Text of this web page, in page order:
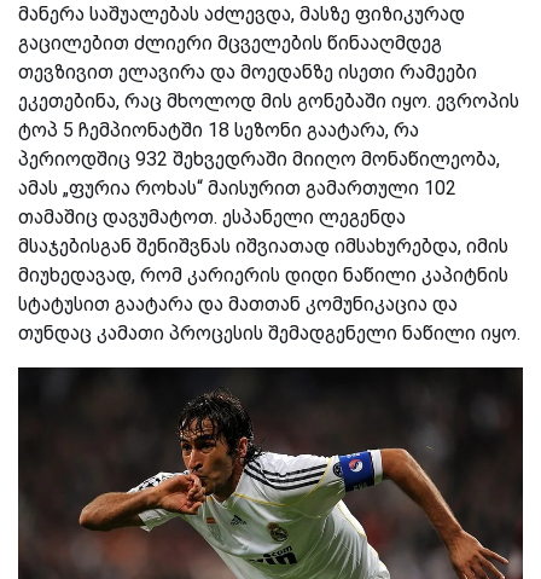
მანერა საშუალებას აძლევდა, მასზე ფიზიკურად
გაცილებით ძლიერი მცველების წინააღმდეგ
თევზივით ელავირა და მოედანზე ისეთი რამეები
ეკეთებინა, რაც მხოლოდ მის გონებაში იყო. ევროპის
ტოპ 5 ჩემპიონატში 18 სეზონი გაატარა, რა
პერიოდშიც 932 შეხვედრაში მიიღო მონაწილეობა,
ამას „ფურია როხას“ მაისურით გამართული 102
თამაშიც დავუმატოთ. ესპანელი ლეგენდა
მსაჯებისგან შენიშვნას იშვიათად იმსახურებდა, იმის
მიუხედავად, რომ კარიერის დიდი ნაწილი კაპიტნის
სტატუსით გაატარა და მათთან კომუნიკაცია და
თუნდაც კამათი პროცესის შემადგენელი ნაწილი იყო.